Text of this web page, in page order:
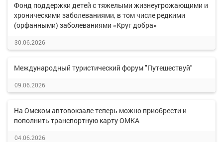
Фонд поддержки детей с тяжелыми жизнеугрожающими и
хроническими заболеваниями, в том числе редкими
(орфанными) заболеваниями «Круг добра»
30.06.2026
Международный туристический форум "Путешествуй"
09.06.2026
На Омском автовокзале теперь можно приобрести и
пополнить транспортную карту ОМКА
04.06.2026